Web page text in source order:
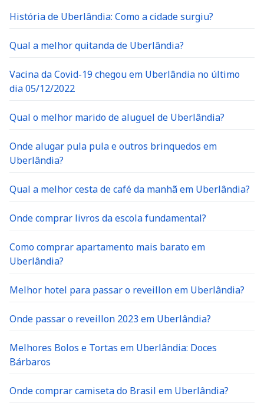
História de Uberlândia: Como a cidade surgiu?
Qual a melhor quitanda de Uberlândia?
Vacina da Covid-19 chegou em Uberlândia no último
dia 05/12/2022
Qual o melhor marido de aluguel de Uberlândia?
Onde alugar pula pula e outros brinquedos em
Uberlândia?
Qual a melhor cesta de café da manhã em Uberlândia?
Onde comprar livros da escola fundamental?
Como comprar apartamento mais barato em
Uberlândia?
Melhor hotel para passar o reveillon em Uberlândia?
Onde passar o reveillon 2023 em Uberlândia?
Melhores Bolos e Tortas em Uberlândia: Doces
Bárbaros
Onde comprar camiseta do Brasil em Uberlândia?